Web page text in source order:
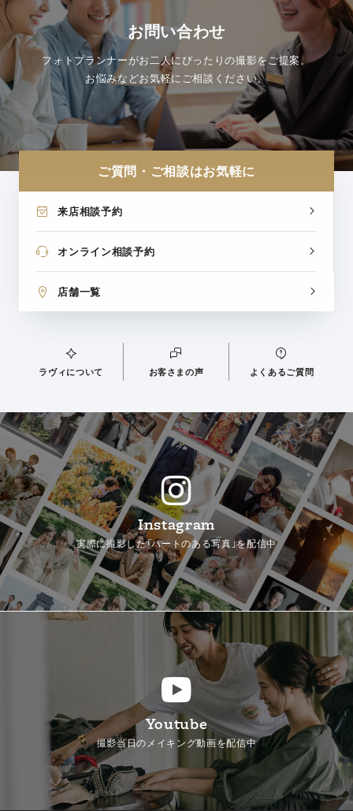
お問い合わせ
フォトプランナーがお二人にぴったりの撮影をご提案。
お悩みなどお気軽にご相談ください。
ご質問・ご相談はお気軽に
来店相談予約
オンライン相談予約
店舗一覧
ラヴィについて お客さまの声 よくあるご質問
Instagram
実際に撮影した「ハートのある写真」を配信中
Youtube
撮影当日のメイキング動画を配信中